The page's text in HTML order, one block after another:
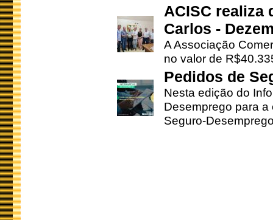
ACISC realiza
Carlos -
A Associação
no valor de
Pedidos de
Nesta edição do
Desemprego para
Seguro-